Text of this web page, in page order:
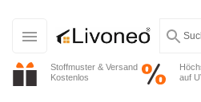
Stoffmuster & Versand
Kostenlos
auf